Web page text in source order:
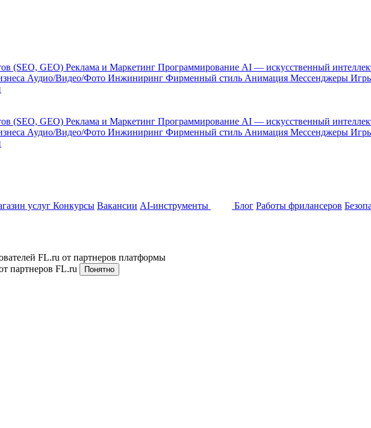
(SEO, GEO) Реклама и Маркетинг Программирование AI — искусственный
Аудио/Видео/Фото Инжиниринг Фирменный стиль Анимация Мессенджеры
(SEO, GEO) Реклама и Маркетинг Программирование AI — искусственный
Аудио/Видео/Фото Инжиниринг Фирменный стиль Анимация Мессенджеры
услуг Конкурсы Вакансии AI-инструменты Блог Работы фрилансеров
FL.ru от партнеров платформы
партнеров FL.ru
Понятно